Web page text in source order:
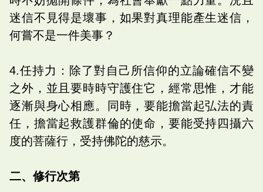
迷信不見得是壞事，如果對真理能產生迷信，
何嘗不是一件美事？
4.任持力：除了對自己所信仰的立論確信不變
之外，並且要時時守護住它，經常思惟，才能
逐漸與身心相應。同時，要能擔當起弘法的責
任，擔當起救護群倫的使命，要能受持四攝六
度的菩薩行，受持佛陀的慈示。
二、修行次第